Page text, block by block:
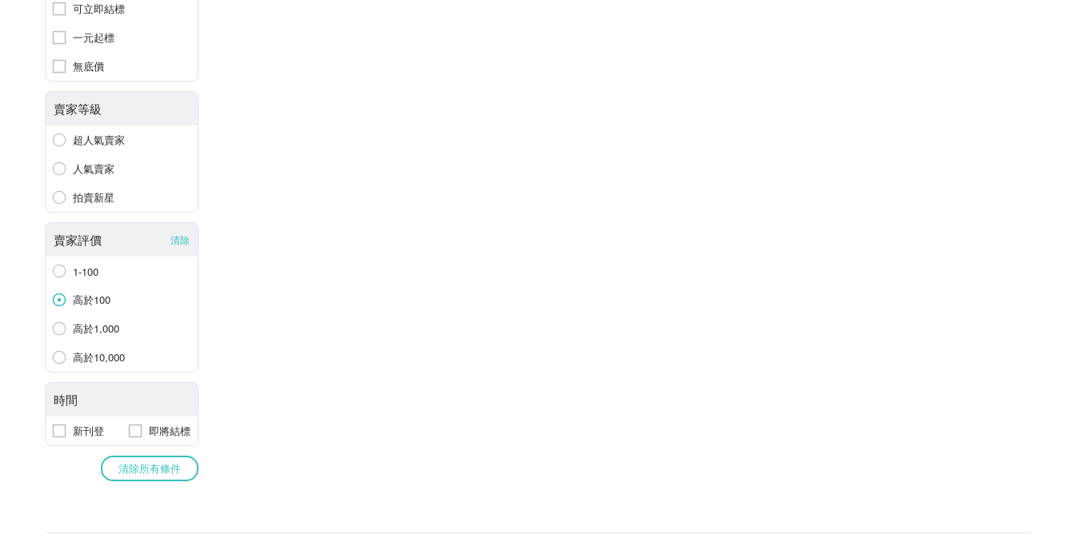
可立即結標
一元起標
無底價
賣家等級
超人氣賣家
人氣賣家
拍賣新星
賣家評價 清除
1-100
高於100
高於1,000
高於10,000
時間
新刊登 即將結標
清除所有條件